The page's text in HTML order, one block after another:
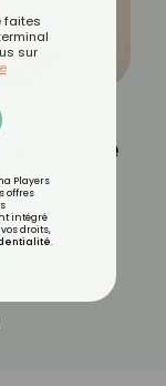
viande
faites
sur
Players
offres
intégré
droits,
.